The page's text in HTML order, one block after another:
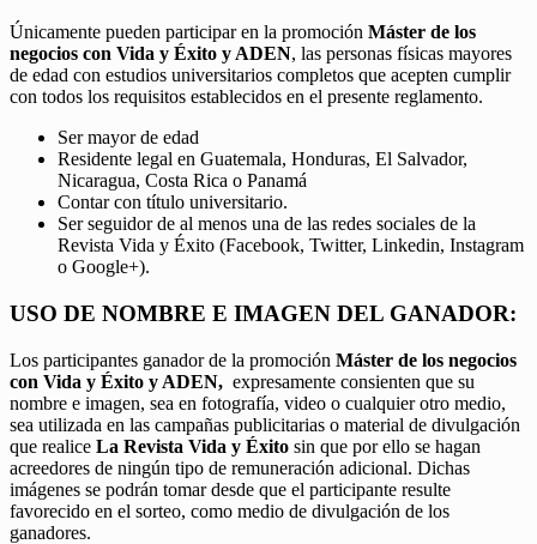
Únicamente pueden participar en la promoción Máster de los
negocios con Vida y Éxito y ADEN, las personas físicas mayores
de edad con estudios universitarios completos que acepten cumplir
con todos los requisitos establecidos en el presente reglamento.
Ser mayor de edad
Residente legal en Guatemala, Honduras, El Salvador,
Nicaragua, Costa Rica o Panamá
Contar con título universitario.
Ser seguidor de al menos una de las redes sociales de la
Revista Vida y Éxito (Facebook, Twitter, Linkedin, Instagram
o Google+).
USO DE NOMBRE E IMAGEN DEL GANADOR:
Los participantes ganador de la promoción Máster de los negocios
con Vida y Éxito y ADEN, expresamente consienten que su
nombre e imagen, sea en fotografía, video o cualquier otro medio,
sea utilizada en las campañas publicitarias o material de divulgación
que realice La Revista Vida y Éxito sin que por ello se hagan
acreedores de ningún tipo de remuneración adicional. Dichas
imágenes se podrán tomar desde que el participante resulte
favorecido en el sorteo, como medio de divulgación de los
ganadores.